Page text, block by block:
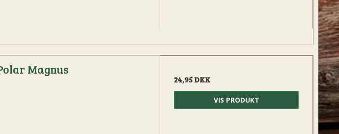
Magnus
24,95 DKK
VIS PRODUKT